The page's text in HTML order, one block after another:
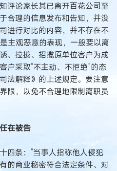
评论家长其已离开百花公司至
合理的信息发布和告知，并没
进行对比的内容，并不存在不
主观恶意的表现，一般要以离
、拉拢、招揽原单位客户为成
户采取“不主动、不拒绝”的态
法解释》的上述规定。要注意
限，以免不合理地限制离职员
在被告
四条：“当事人指称他人侵犯
的商业秘密符合法定条件、对